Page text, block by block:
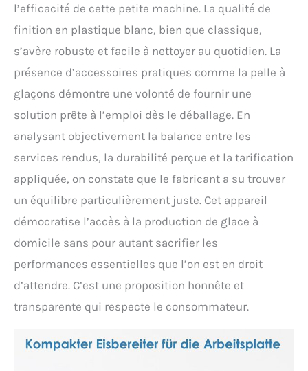
l’efficacité de cette petite machine. La qualité de
finition en plastique blanc, bien que classique,
s’avère robuste et facile à nettoyer au quotidien. La
présence d’accessoires pratiques comme la pelle à
glaçons démontre une volonté de fournir une
solution prête à l’emploi dès le déballage. En
analysant objectivement la balance entre les
services rendus, la durabilité perçue et la tarification
appliquée, on constate que le fabricant a su trouver
un équilibre particulièrement juste. Cet appareil
démocratise l’accès à la production de glace à
domicile sans pour autant sacrifier les
performances essentielles que l’on est en droit
d’attendre. C’est une proposition honnête et
transparente qui respecte le consommateur.